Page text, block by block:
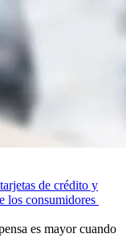
de crédito y
los consumidores
es mayor cuando